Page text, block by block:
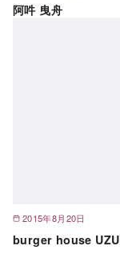
阿吽 曳舟
2015年8月20日
burger house UZU